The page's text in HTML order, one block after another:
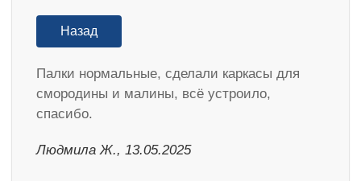
Назад
Палки нормальные, сделали каркасы для
смородины и малины, всё устроило,
спасибо.
Людмила Ж., 13.05.2025